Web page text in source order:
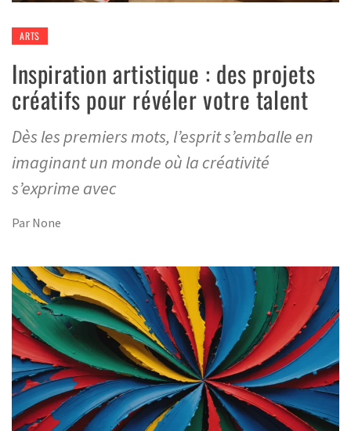
ARTS
Inspiration artistique : des projets
créatifs pour révéler votre talent
Dès les premiers mots, l’esprit s’emballe en
imaginant un monde où la créativité
s’exprime avec
Par None